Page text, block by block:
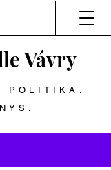
Vávry
POLITIKA.